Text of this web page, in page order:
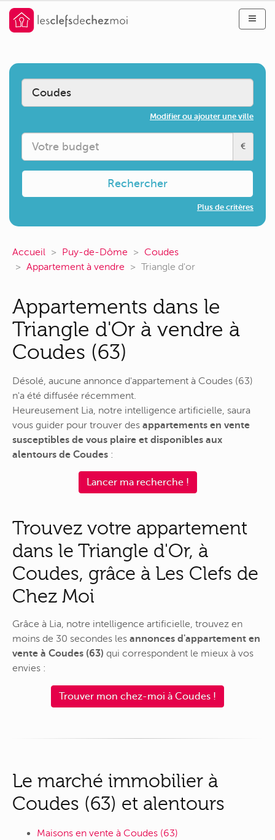
Modifier ou ajouter une ville
€
Rechercher
Plus de critères
Accueil Puy-de-Dôme
Coudes
Appartement à vendre
Triangle d'or
Appartements dans le
Triangle d'Or à vendre à
Coudes (63)
Désolé, aucune annonce d'appartement à Coudes (63)
n'a été diffusée récemment.
Heureusement Lia, notre intelligence artificielle, saura
vous guider pour trouver des appartements en vente
susceptibles de vous plaire et disponibles aux
alentours de Coudes :
Lancer ma recherche !
Trouvez votre appartement
dans le Triangle d'Or, à
Coudes, grâce à Les Clefs de
Chez Moi
Grâce à Lia, notre intelligence artificielle, trouvez en
moins de 30 secondes les annonces d'appartement en
vente à Coudes (63) qui correspondent le mieux à vos
envies :
Trouver mon chez-moi à Coudes !
Le marché immobilier à
Coudes (63) et alentours
Maisons en vente à Coudes (63)